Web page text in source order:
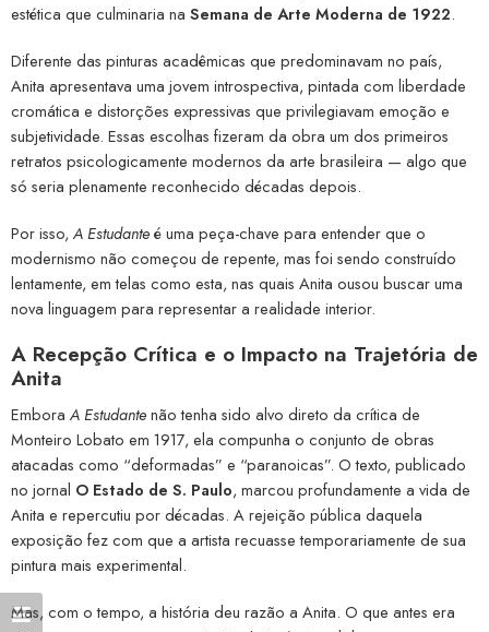
estética que culminaria na Semana de Arte Moderna de 1922.
Diferente das pinturas acadêmicas que predominavam no país,
Anita apresentava uma jovem introspectiva, pintada com liberdade
cromática e distorções expressivas que privilegiavam emoção e
subjetividade. Essas escolhas fizeram da obra um dos primeiros
retratos psicologicamente modernos da arte brasileira — algo que
só seria plenamente reconhecido décadas depois.
Por isso, A Estudanteé uma peça-chave para entender que o
modernismo não começou de repente, mas foi sendo construído
lentamente, em telas como esta, nas quais Anita ousou buscar uma
nova linguagem para representar a realidade interior.
A Recepção Crítica e o Impacto na Trajetória de
Anita
Embora A Estudantenão tenha sido alvo direto da crítica de
Monteiro Lobato em 1917, ela compunha o conjunto de obras
atacadas como “deformadas” e “paranoicas”. O texto, publicado
no jornal O Estado de S. Paulo, marcou profundamente a vida de
Anita e repercutiu por décadas. A rejeição pública daquela
exposição fez com que a artista recuasse temporariamente de sua
pintura mais experimental.
Mas, com o tempo, a história deu razão a Anita. O que antes era